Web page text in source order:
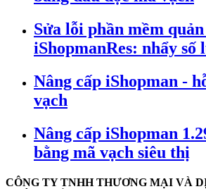
Sửa lỗi phần mềm
iShopmanRes: nhẩy số
Nâng cấp iShopman -
vạch
Nâng cấp iShopman
bằng mã vạch siêu thị
CÔNG TY TNHH THƯƠNG MẠI VÀ